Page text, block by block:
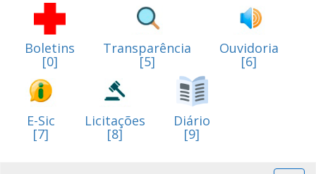
Boletins
[0]
Transparência
[5]
Ouvidoria
[6]
E-Sic
[7]
Licitações
[8]
Diário
[9]